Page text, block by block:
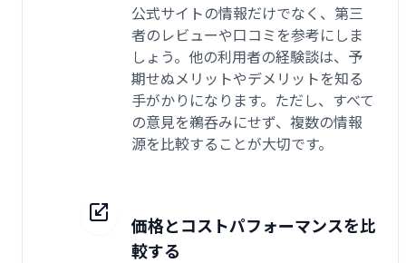
公式サイトの情報だけでなく、第三
者のレビューや口コミを参考にしま
しょう。他の利用者の経験談は、予
期せぬメリットやデメリットを知る
手がかりになります。ただし、すべて
の意見を鵜呑みにせず、複数の情報
源を比較することが大切です。
価格とコストパフォーマンスを比
較する